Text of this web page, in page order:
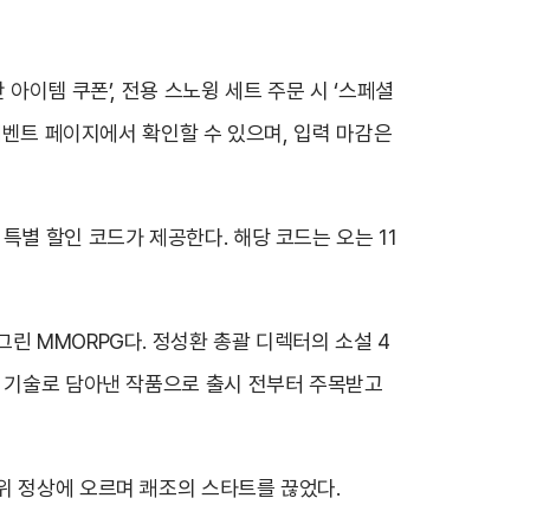
이템 쿠폰’, 전용 스노윙 세트 주문 시 ‘스페셜
트 페이지에서 확인할 수 있으며, 입력 마감은
별 할인 코드가 제공한다. 해당 코드는 오는 11
린 MMORPG다. 정성환 총괄 디렉터의 소설 4
술로 담아낸 작품으로 출시 전부터 주목받고
정상에 오르며 쾌조의 스타트를 끊었다.